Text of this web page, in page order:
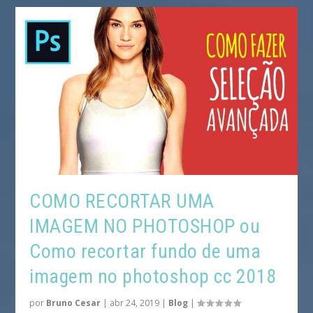
COMO RECORTAR UMA
IMAGEM NO PHOTOSHOP ou
Como recortar fundo de uma
imagem no photoshop cc 2018
por Bruno Cesar | abr 24, 2019 | Blog |